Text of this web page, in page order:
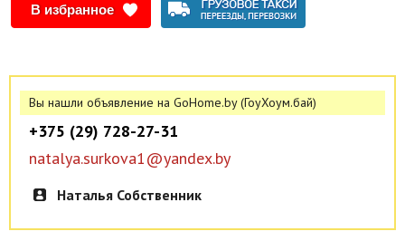
В избранное
Вы нашли объявление на GoHome.by (ГоуХоум.бай)
+375 (29) 728-27-31
natalya.surkova1@yandex.by
Наталья Собственник